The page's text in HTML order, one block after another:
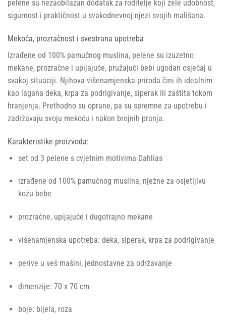
pelene su nezaobilazan dodatak za roditelje koji žele udobnost,
sigurnost i praktičnost u svakodnevnoj njezi svojih mališana.
Mekoća, prozračnost i svestrana upotreba
Izrađene od 100% pamučnog muslina, pelene su izuzetno
mekane, prozračne i upijajuće, pružajući bebi ugodan osjećaj u
svakoj situaciji. Njihova višenamjenska priroda čini ih idealnim
kao lagana deka, krpa za podrigivanje, siperak ili zaštita tokom
hranjenja. Prethodno su oprane, pa su spremne za upotrebu i
zadržavaju svoju mekoću i nakon brojnih pranja.
Karakteristike proizvoda:
set od 3 pelene s cvjetnim motivima Dahlias
izrađene od 100% pamučnog muslina, nježne za osjetljivu
kožu bebe
prozračne, upijajuće i dugotrajno mekane
višenamjenska upotreba: deka, siperak, krpa za podrigivanje
perive u veš mašini, jednostavne za održavanje
dimenzije: 70 x 70 cm
boje: bijela, roza